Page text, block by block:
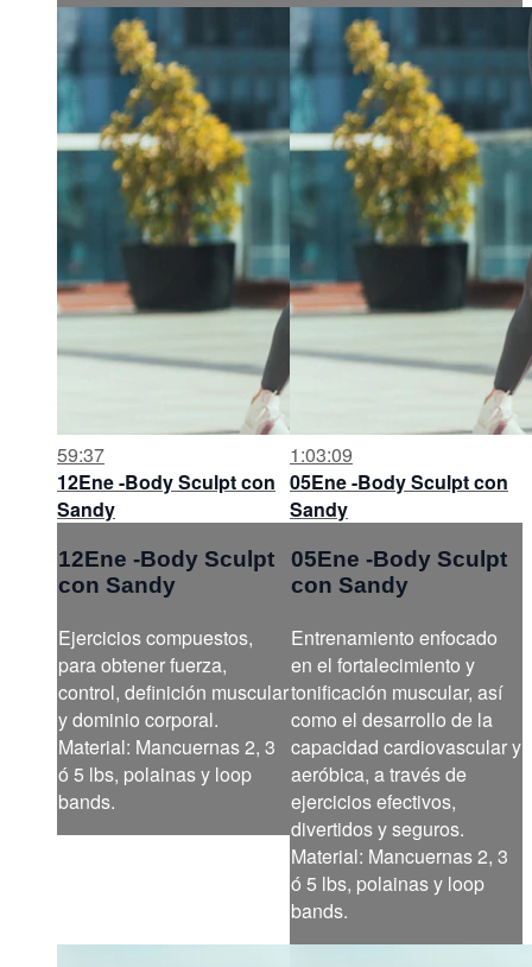
59:37
12Ene -Body Sculpt con
Sandy
12Ene -Body Sculpt
con Sandy
Ejercicios compuestos,
para obtener fuerza,
control, definición muscular
y dominio corporal.
Material: Mancuernas 2, 3
ó 5 lbs, polainas y loop
bands.
1:03:09
05Ene -Body Sculpt con
Sandy
05Ene -Body Sculpt
con Sandy
Entrenamiento enfocado
en el fortalecimiento y
tonificación muscular, así
como el desarrollo de la
capacidad cardiovascular y
aeróbica, a través de
ejercicios efectivos,
divertidos y seguros.
Material: Mancuernas 2, 3
ó 5 lbs, polainas y loop
bands.